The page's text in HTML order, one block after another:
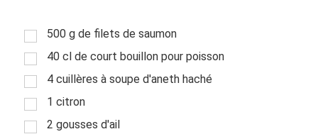
500 g de filets de saumon
40 cl de court bouillon pour poisson
4 cuillères à soupe d'aneth haché
1 citron
2 gousses d'ail